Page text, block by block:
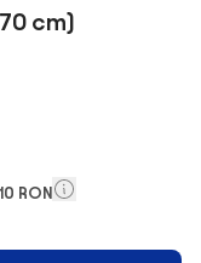
cm)
RON